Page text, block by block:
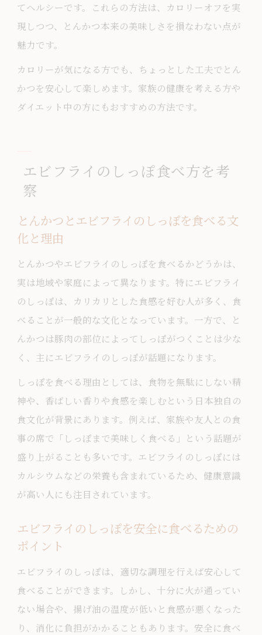
てヘルシーです。これらの方法は、カロリーオフを実
現しつつ、とんかつ本来の美味しさを損なわない点が
魅力です。
カロリーが気になる方でも、ちょっとした工夫でとん
かつを安心して楽しめます。家族の健康を考える方や
ダイエット中の方にもおすすめの方法です。
エビフライのしっぽ食べ方を考
察
とんかつとエビフライのしっぽを食べる文
化と理由
とんかつやエビフライのしっぽを食べるかどうかは、
実は地域や家庭によって異なります。特にエビフライ
のしっぽは、カリカリとした食感を好む人が多く、食
べることが一般的な文化となっています。一方で、と
んかつは豚肉の部位によってしっぽがつくことは少な
く、主にエビフライのしっぽが話題になります。
しっぽを食べる理由としては、食物を無駄にしない精
神や、香ばしい香りや食感を楽しむという日本独自の
食文化が背景にあります。例えば、家族や友人との食
事の席で「しっぽまで美味しく食べる」という話題が
盛り上がることも多いです。エビフライのしっぽには
カルシウムなどの栄養も含まれているため、健康意識
が高い人にも注目されています。
エビフライのしっぽを安全に食べるための
ポイント
エビフライのしっぽは、適切な調理を行えば安心して
食べることができます。しかし、十分に火が通ってい
ない場合や、揚げ油の温度が低いと食感が悪くなった
り、消化に負担がかかることもあります。安全に食べ